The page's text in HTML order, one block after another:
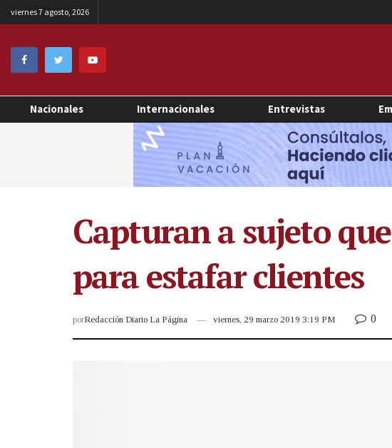
viernes 7 agosto, 2026
Nacionales Internacionales Entrevistas
Capturan a sujeto
para estafar clientes
porRedacción Diario La Página viernes, 29 marzo 2019 3:19 PM 0